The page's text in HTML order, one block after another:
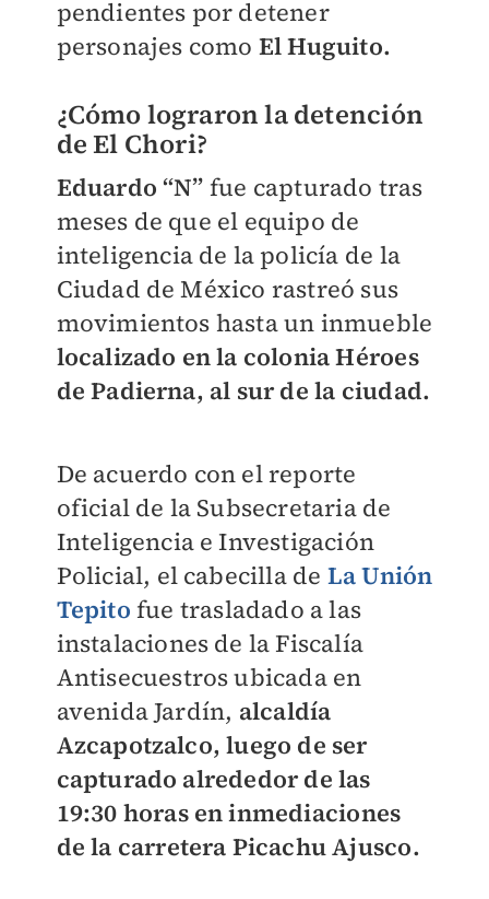
pendientes por detener
personajes como El Huguito.
¿Cómo lograron la detención
de El Chori?
Eduardo “N” fue capturado tras
meses de que el equipo de
inteligencia de la policía de la
Ciudad de México rastreó sus
movimientos hasta un inmueble
localizado en la colonia Héroes
de Padierna, al sur de la ciudad.
De acuerdo con el reporte
oficial de la Subsecretaria de
Inteligencia e Investigación
Policial, el cabecilla de La Unión
Tepito fue trasladado a las
instalaciones de la Fiscalía
Antisecuestros ubicada en
avenida Jardín, alcaldía
Azcapotzalco, luego de ser
capturado alrededor de las
19:30 horas en inmediaciones
de la carretera Picachu Ajusco.